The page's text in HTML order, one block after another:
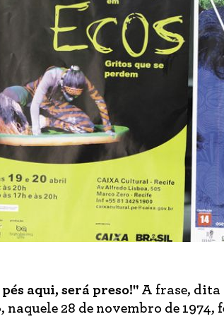
aqui, será preso!" A frase, dita
28 de novembro de